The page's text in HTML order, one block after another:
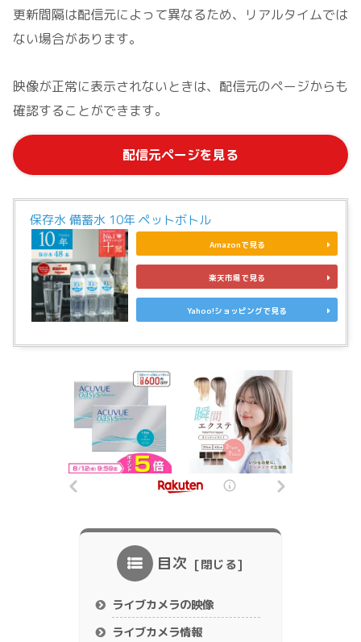
更新間隔は配信元によって異なるため、リアルタイムでは
ない場合があります。
映像が正常に表示されないときは、配信元のページからも
確認することができます。
配信元ページを見る
保存水 備蓄水 10年 ペットボトル
Amazonで見る
楽天市場で見る
Yahoo!ショッピングで見る
目次
ライブカメラの映像
ライブカメラ情報